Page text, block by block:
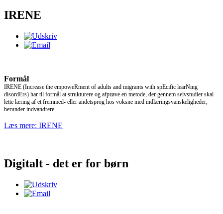
IRENE
Formål
IRENE (Increase the empoweRment of adults and migrants with spEcific learNing
disordErs) har til formål at strukturere og afprøve en metode, der gennem selvstudier skal
lette læring af et fremmed- eller andetsprog hos voksne med indlæringsvanskeligheder,
herunder indvandrere.
Læs mere: IRENE
Digitalt - det er for børn